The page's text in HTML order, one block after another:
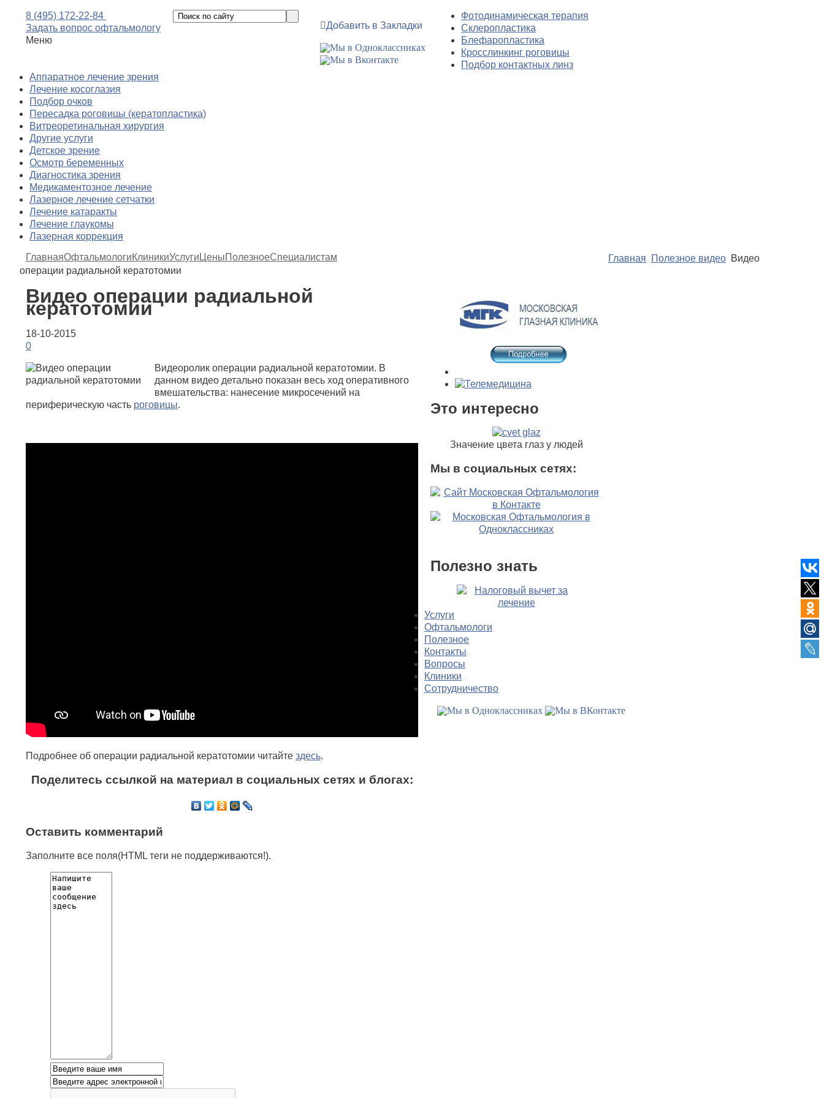
8 (495) 172-22-84
Задать вопрос офтальмологу
Меню
Добавить в Закладки
Фотодинамическая терапия
Склеропластика
Блефаропластика
Кросслинкинг роговицы
Подбор контактных линз
Аппаратное лечение зрения
Лечение косоглазия
Подбор очков
Пересадка роговицы (кератопластика)
Витреоретинальная хирургия
Другие услуги
Детское зрение
Осмотр беременных
Диагностика зрения
Медикаментозное лечение
Лазерное лечение сетчатки
Лечение катаракты
Лечение глаукомы
Лазерная коррекция
ГлавнаяОфтальмологиКлиникиУслуги ЦеныПолезноеСпециалистам Главная Полезное видео Видео
операции радиальной кератотомии
Видео операции радиальной
кератотомии
18-10-2015
0
Видеоролик операции радиальной кератотомии. В
данном видео детально показан весь ход оперативного
вмешательства: нанесение микросечений на
периферическую часть роговицы.
Подробнее об операции радиальной кератотомии читайте здесь.
Поделитесь ссылкой на материал в социальных сетях и блогах:
Оставить комментарий
Заполните все поля(HTML теги не поддерживаются!).
Это интересно
Значение цвета глаз у людей
Мы в социальных сетях:
Полезно знать
Услуги
Офтальмологи
Полезное
Контакты
Вопросы
Клиники
Сотрудничество